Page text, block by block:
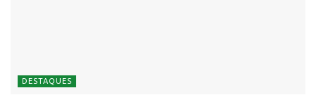
DESTAQUES